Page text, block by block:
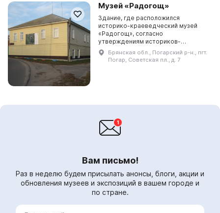
Музей «Радогощ»
Здание, где расположился
историко-краеведческий музей
«Радогощ», согласно
утверждениям историков-
краеведов, было построено в
конце XIX века и принадлежало
купцу-аристократу Левандо. Он
Брянская обл., Погарский р-н., пгт.
Погар, Советская пл., д. 7
Вам письмо!
Раз в неделю будем присылать анонсы, блоги, акции и
обновления музеев и экспозиций в вашем городе и
по стране.